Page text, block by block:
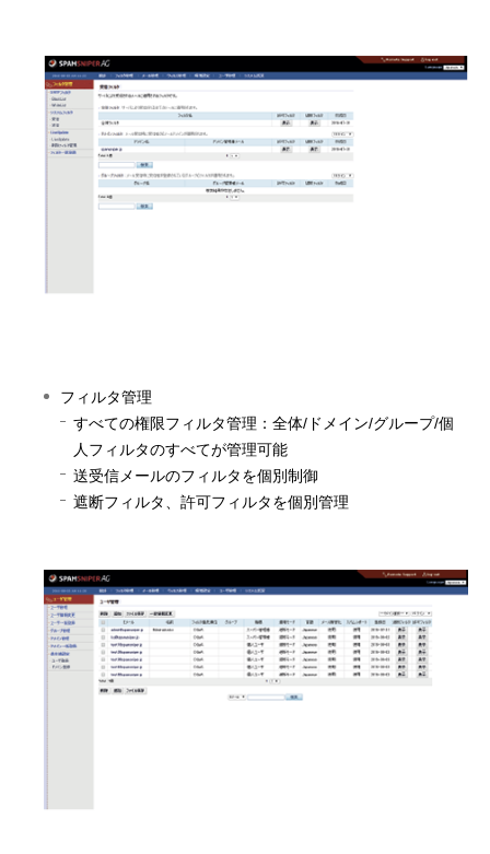
フィルタ管理
すべての権限フィルタ管理：全体/ドメイン/グループ/個
人フィルタのすべてが管理可能
送受信メールのフィルタを個別制御
遮断フィルタ、許可フィルタを個別管理